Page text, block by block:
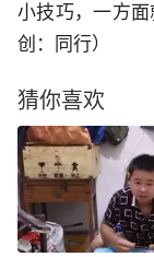
小技巧，一方
创：同行）
猜你喜欢